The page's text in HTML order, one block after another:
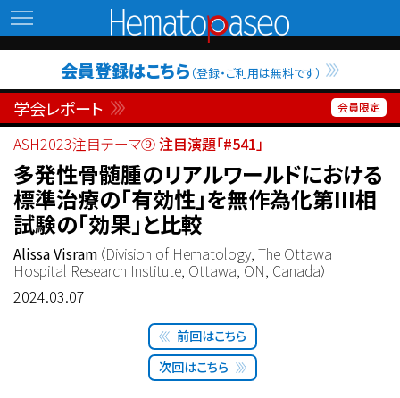
Hematopaseo
会員登録はこちら （登録・ご利用は無料です）
学会レポート
ASH2023注目テーマ⑨注目演題「#541」
多発性骨髄腫のリアルワールドにおける
標準治療の「有効性」を無作為化第III相
試験の「効果」と比較
Alissa Visram （Division of Hematology, The Ottawa
Hospital Research Institute, Ottawa, ON, Canada）
2024.03.07
次回はこちら
前回はこちら